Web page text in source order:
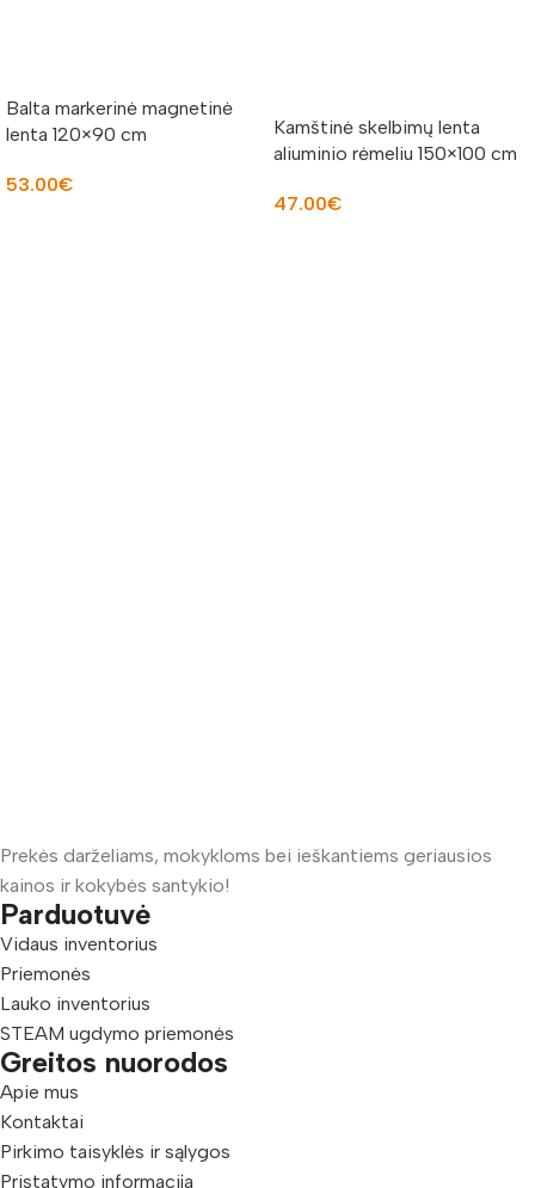
Balta markerinė magnetinė
lenta 120×90 cm
53.00€
Kamštinė skelbimų lenta
aliuminio rėmeliu 150×100 cm
47.00€
Prekės darželiams, mokykloms bei ieškantiems geriausios
kainos ir kokybės santykio!
Parduotuvė
Vidaus inventorius
Priemonės
Lauko inventorius
STEAM ugdymo priemonės
Greitos nuorodos
Apie mus
Kontaktai
Pirkimo taisyklės ir sąlygos
Pristatymo informacija